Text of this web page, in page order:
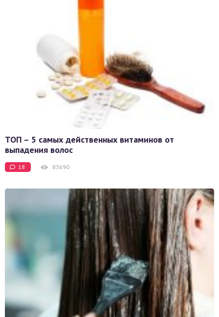
ТОП – 5 самых действенных витаминов от
выпадения волос
18 83690